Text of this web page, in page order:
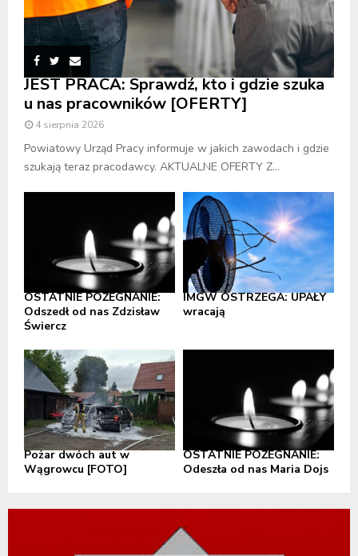
JEST PRACA: Sprawdź, kto i gdzie szuka
u nas pracowników [OFERTY]
4 sierpnia 2026
Powiatowy Urząd Pracy informuje w jakich zawodach i gdzie
szukają teraz pracodawcy. AKTUALNE OFERTY Z...
OSTATNIE POŻEGNANIE:
Odszedł od nas Zdzisław
Świercz
IMGW OSTRZEGA: UPAŁY
wracają
Pożar dwóch aut w
Wągrowcu [FOTO]
OSTATNIE POŻEGNANIE:
Odeszła od nas Maria Dojs